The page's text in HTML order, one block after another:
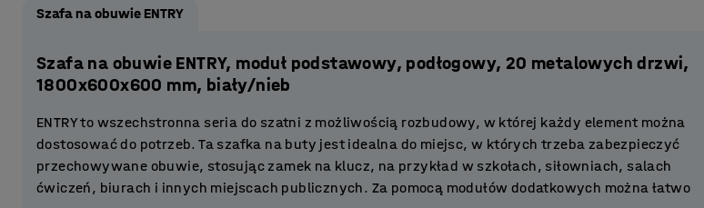
Szafa na obuwie ENTRY
Szafa na obuwie ENTRY, moduł podstawowy, podłogowy, 20 metalowych drzwi,
1800x600x600 mm, biały/nieb
ENTRY to wszechstronna seria do szatni z możliwością rozbudowy, w której każdy element można
dostosować do potrzeb. Ta szafka na buty jest idealna do miejsc, w których trzeba zabezpieczyć
przechowywane obuwie, stosując zamek na klucz, na przykład w szkołach, siłowniach, salach
ćwiczeń, biurach i innych miejscach publicznych. Za pomocą modułów dodatkowych można łatwo